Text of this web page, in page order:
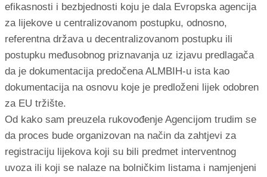
efikasnosti i bezbjednosti koju je dala Evropska agencija
za lijekove u centralizovanom postupku, odnosno,
referentna država u decentralizovanom postupku ili
postupku međusobnog priznavanja uz izjavu predlagača
da je dokumentacija predočena ALMBIH-u ista kao
dokumentacija na osnovu koje je predloženi lijek odobren
za EU tržište.
Od kako sam preuzela rukovođenje Agencijom trudim se
da proces bude organizovan na način da zahtjevi za
registraciju lijekova koji su bili predmet interventnog
uvoza ili koji se nalaze na bolničkim listama i namjenjeni